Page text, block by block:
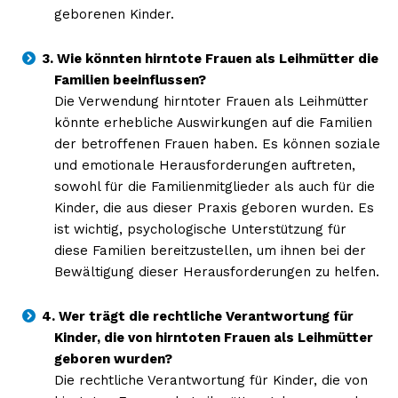
geborenen Kinder.
3. Wie könnten hirntote Frauen als Leihmütter die
Familien beeinflussen?
Die Verwendung hirntoter Frauen als Leihmütter
könnte erhebliche Auswirkungen auf die Familien
der betroffenen Frauen haben. Es können soziale
und emotionale Herausforderungen auftreten,
sowohl für die Familienmitglieder als auch für die
Kinder, die aus dieser Praxis geboren wurden. Es
ist wichtig, psychologische Unterstützung für
diese Familien bereitzustellen, um ihnen bei der
Bewältigung dieser Herausforderungen zu helfen.
4. Wer trägt die rechtliche Verantwortung für
Kinder, die von hirntoten Frauen als Leihmütter
geboren wurden?
Die rechtliche Verantwortung für Kinder, die von